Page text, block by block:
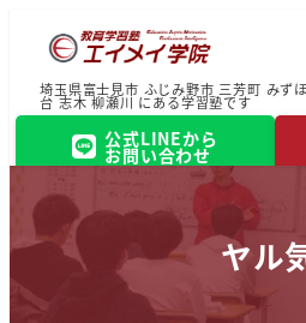
埼玉県富士見市 ふじみ野市 三芳町 みず
台 志木 柳瀬川 にある学習塾です
公式LINEから
お問い合わせ
ヤル